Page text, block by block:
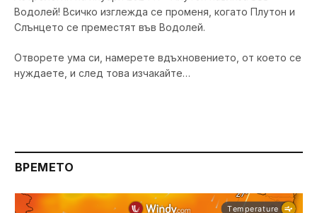
Водолей! Всичко изглежда се променя, когато Плутон и
Слънцето се преместят във Водолей.
Отворете ума си, намерете вдъхновението, от което се
нуждаете, и след това изчакайте…
ВРЕМЕТО